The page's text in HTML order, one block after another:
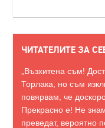
ЧИТАТЕЛИТЕ ЗА
„Възхитена съм!
Торлака, но съм
повярвам, че
Прекрасно е! Не
преведат, вероятно